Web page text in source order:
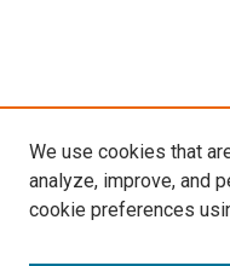
We use cookies that
analyze, improve, and
cookie preferences